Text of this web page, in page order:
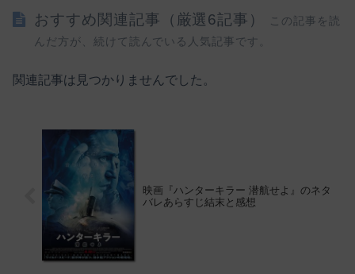
おすすめ関連記事（厳選6記事）
この記事を読
んだ方が、続けて読んでいる人気記事です。
関連記事は見つかりませんでした。
映画『ハンターキラー 潜航せよ』のネタ
バレあらすじ結末と感想